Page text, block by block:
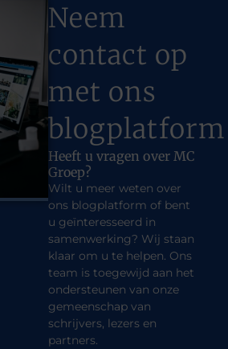
Neem
contact op
met ons
blogplatform
Heeft u vragen over MC
Groep?
Wilt u meer weten over
ons blogplatform of bent
u geïnteresseerd in
samenwerking? Wij staan
klaar om u te helpen. Ons
team is toegewijd aan het
ondersteunen van onze
gemeenschap van
schrijvers, lezers en
partners.